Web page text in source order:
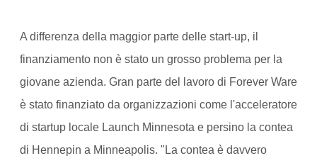
A differenza della maggior parte delle start-up, il
finanziamento non è stato un grosso problema per la
giovane azienda. Gran parte del lavoro di Forever Ware
è stato finanziato da organizzazioni come l'acceleratore
di startup locale Launch Minnesota e persino la contea
di Hennepin a Minneapolis. "La contea è davvero